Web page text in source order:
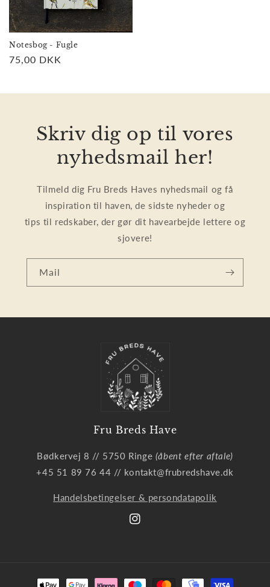
Notesbog - Fugle
Normalpris
75,00 DKK
Skriv dig op til vores
nyhedsmail her!
Tilmeld dig Fru Breds Haves nyhedsmail og få
inspiration til haven, de sidste nyheder og
tips til redskaber, der gør dit havearbejde lettere og
sjovere!
Mail
Fru Breds Have
Bødkervej 8 // 5750 Ringe (åbent efter aftale)
+45 51 89 76 44 // kontakt@frubredshave.dk
Handelsbetingelser & persondatapolik
Instagram
Betalingsmetoder